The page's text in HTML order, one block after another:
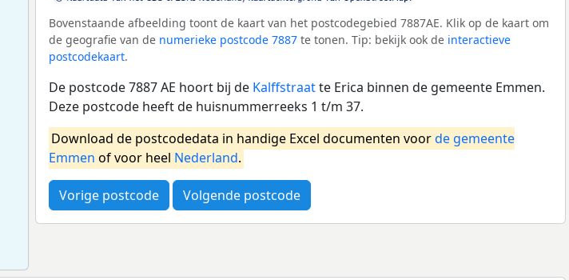
Bovenstaande afbeelding toont de kaart van het postcodegebied 7887AE. Klik op de kaart om
de geografie van de numerieke postcode 7887 te tonen. Tip: bekijk ook de interactieve
postcodekaart.
De postcode 7887 AE hoort bij de Kalffstraatte Erica binnen de gemeente Emmen.
Deze postcode heeft de huisnummerreeks 1 t/m 37.
Download de postcodedata in handige Excel documenten voorde gemeente
Emmen of voor heel Nederland.
Vorige postcode Volgende postcode